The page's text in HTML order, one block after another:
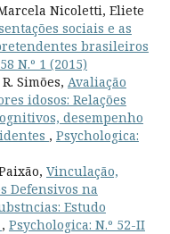
Nicoletti, Eliete
sociais e as
brasileiros
N.º 1 (2015)
Simões, Avaliação
idosos: Relações
desempenho
, Psychologica:
Vinculação,
Defensivos na
Estudo
, Psychologica: N.º 52-II